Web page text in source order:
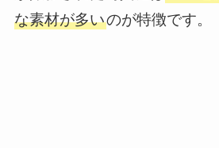
な素材が多いのが特徴です。